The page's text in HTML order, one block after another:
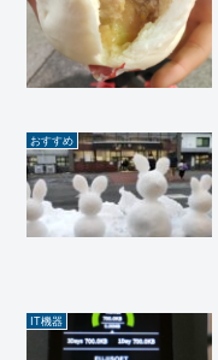
おすすめ
IT機器